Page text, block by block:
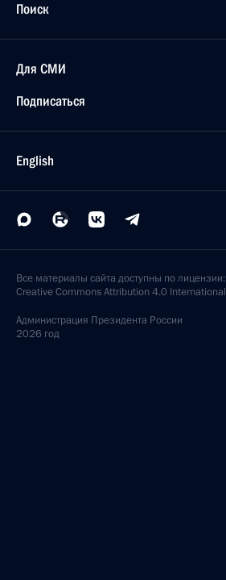
Поиск
Для СМИ
Подписаться
English
Все материалы сайта доступны по лицензии:
Creative Commons Attribution 4.0 International
Администрация Президента России
2026 год